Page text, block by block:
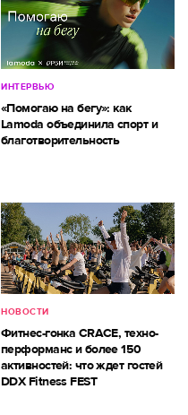
ИНТЕРВЬЮ
«Помогаю на бегу»: как
Lamoda объединила спорт и
благотворительность
НОВОСТИ
Фитнес-гонка CRACE, техно-
перформанс и более 150
активностей: что ждет гостей
DDX Fitness FEST